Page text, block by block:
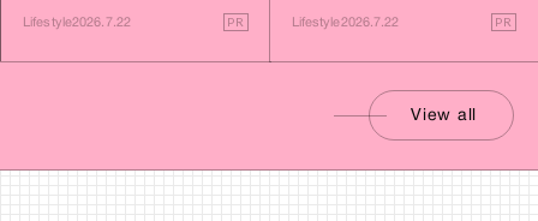
Lifestyle2026.7.22 PR Lifestyle2026.7.22 PR
View all